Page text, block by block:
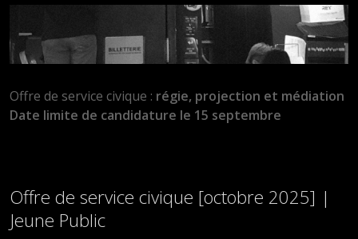
Offre de service civique : régie, projection et médiation
Date limite de candidature le 15 septembre
Offre de service civique [octobre 2025] |
Jeune Public